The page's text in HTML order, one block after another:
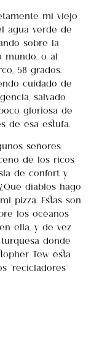
mi viejo
agua verde de
sobre la
mundo, o al
58 grados.
cuidado de
salvado
gloriosa de
de ésa estufa.
señores
de los ricos
de confort y
diablos hago
pizza. Estas son
los océanos
ella, y de vez
donde
Tew ésta
“recicladores”